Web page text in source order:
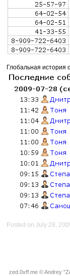
Глобальная история
Posted on July 28,
zed.0xff.me © Andrey